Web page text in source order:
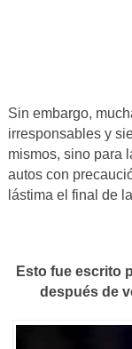
Sin embargo,
irresponsables y
mismos, sino para
autos con
lástima el final de
Esto fue escrito
después de